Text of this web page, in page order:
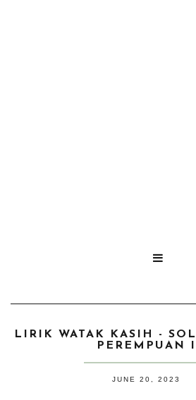

LIRIK WATAK KASIH -
PEREMPUAN
JUNE 20, 2023